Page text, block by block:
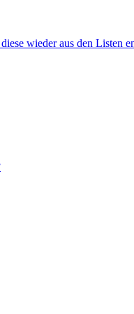
wieder aus den Listen